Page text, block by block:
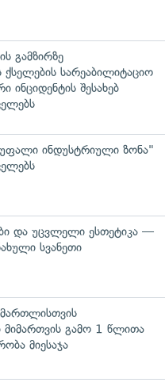
გამზირზე
ქსელების სარეაბილიტაციო
ინციდენტის შესახებ
ინდუსტრიული ზონა"
და უცვლელი ესთეტიკა —
სვანეთი
გამო 1 წლითა
მიესაჯა